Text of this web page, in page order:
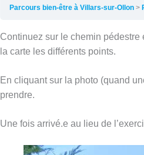
Parcours bien-être à Villars-sur-Ollon
Continuez sur le chemin
la carte les différents points.
En cliquant sur la photo (quand
prendre.
Une fois arrivé.e au lieu de